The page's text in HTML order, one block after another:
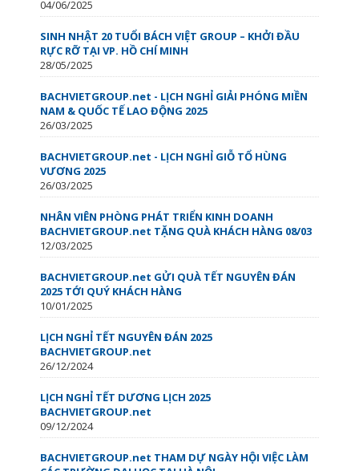
04/06/2025
SINH NHẬT 20 TUỔI BÁCH VIỆT GROUP – KHỞI ĐẦU
RỰC RỠ TẠI VP. HỒ CHÍ MINH
28/05/2025
BACHVIETGROUP.net - LỊCH NGHỈ GIẢI PHÓNG MIỀN
NAM & QUỐC TẾ LAO ĐỘNG 2025
26/03/2025
BACHVIETGROUP.net - LỊCH NGHỈ GIỖ TỔ HÙNG
VƯƠNG 2025
26/03/2025
NHÂN VIÊN PHÒNG PHÁT TRIỂN KINH DOANH
BACHVIETGROUP.net TẶNG QUÀ KHÁCH HÀNG 08/03
12/03/2025
BACHVIETGROUP.net GỬI QUÀ TẾT NGUYÊN ĐÁN
2025 TỚI QUÝ KHÁCH HÀNG
10/01/2025
LỊCH NGHỈ TẾT NGUYÊN ĐÁN 2025
BACHVIETGROUP.net
26/12/2024
LỊCH NGHỈ TẾT DƯƠNG LỊCH 2025
BACHVIETGROUP.net
09/12/2024
BACHVIETGROUP.net THAM DỰ NGÀY HỘI VIỆC LÀM